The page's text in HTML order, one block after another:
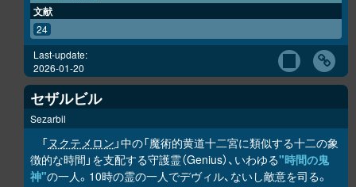
文献
24
Last-update:
2026-01-20
セザルビル
Sezarbil
「ヌクテメロン 」中の「魔術的黄道十二宮に類似する十二の象
徴的な時間」を支配する守護霊（Genius）、いわゆる"時間の鬼
神"の一人。10時の霊の一人でデヴィル、ないし敵意を司る。